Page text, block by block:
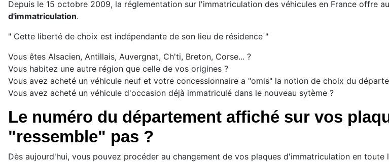
Depuis le 15 octobre 2009, la réglementation sur l'immatriculation des véhicules en France offre
d'immatriculation.
" Cette liberté de choix est indépendante de son lieu de résidence "
Vous êtes Alsacien, Antillais, Auvergnat, Ch'ti, Breton, Corse... ?
Vous habitez une autre région que celle de vos origines ?
Vous avez acheté un véhicule neuf et votre concessionnaire a "omis" la notion de choix du
Vous avez acheté un véhicule d'occasion déjà immatriculé dans le nouveau sytème ?
Le numéro du département affiché sur vos
"ressemble" pas ?
Dès aujourd'hui, vous pouvez procéder au changement de vos plaques d'immatriculation en